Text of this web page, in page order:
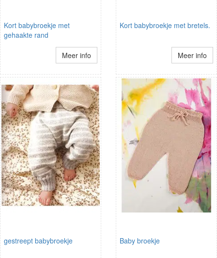
Kort babybroekje met
gehaakte rand
Meer info
Kort babybroekje met bretels.
Meer info
gestreept babybroekje Baby broekje